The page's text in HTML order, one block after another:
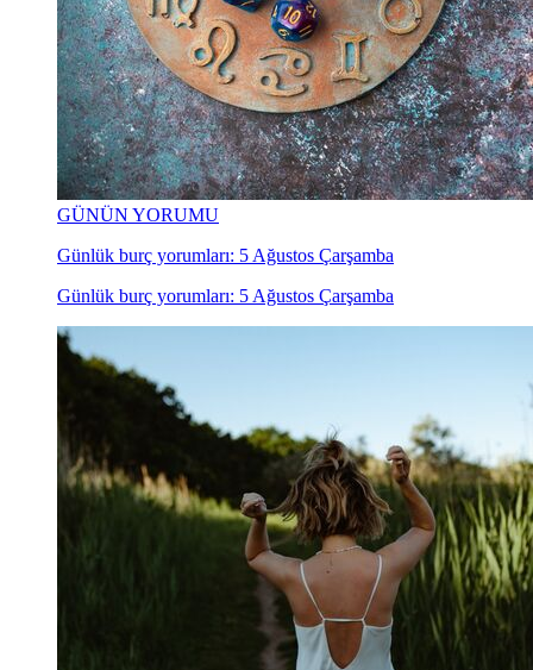
GÜNÜN YORUMU
Günlük burç yorumları: 5 Ağustos Çarşamba
Günlük burç yorumları: 5 Ağustos Çarşamba